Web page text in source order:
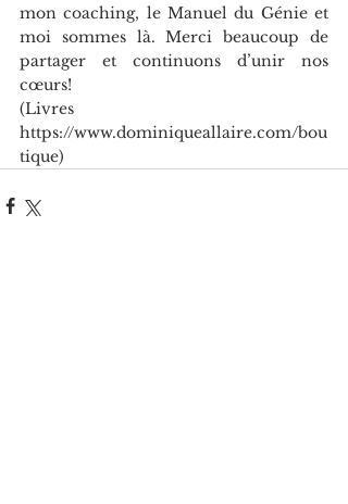
mon coaching, le Manuel du Génie et
moi sommes là. Merci beaucoup de
partager et continuons d’unir nos
cœurs!
(Livres
https://www.dominiqueallaire.com/bou
tique)